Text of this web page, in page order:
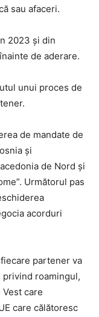
sau afaceri.
2023 și din
de aderare.
unui proces de
de mandate de
și
de Nord și
Următorul pas
acorduri
partener va
roamingul,
care
care călătoresc